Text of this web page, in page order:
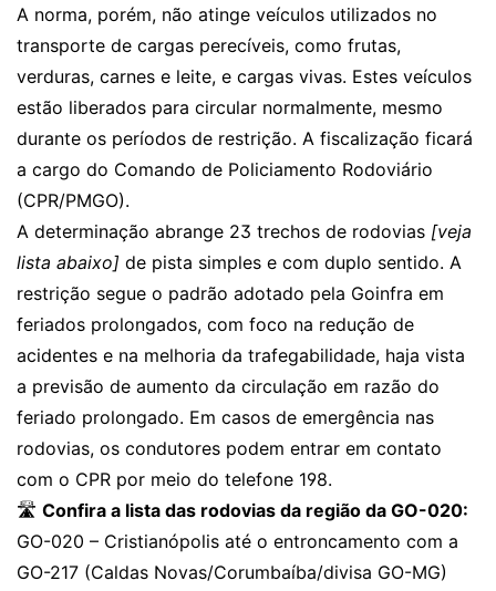
A norma, porém, não atinge veículos utilizados no
transporte de cargas perecíveis, como frutas,
verduras, carnes e leite, e cargas vivas. Estes veículos
estão liberados para circular normalmente, mesmo
durante os períodos de restrição. A fiscalização ficará
a cargo do Comando de Policiamento Rodoviário
(CPR/PMGO).
A determinação abrange 23 trechos de rodovias [veja
lista abaixo] de pista simples e com duplo sentido. A
restrição segue o padrão adotado pela Goinfra em
feriados prolongados, com foco na redução de
acidentes e na melhoria da trafegabilidade, haja vista
a previsão de aumento da circulação em razão do
feriado prolongado. Em casos de emergência nas
rodovias, os condutores podem entrar em contato
com o CPR por meio do telefone 198.
🛣️ Confira a lista das rodovias da região da GO-020:
GO-020 – Cristianópolis até o entroncamento com a
GO-217 (Caldas Novas/Corumbaíba/divisa GO-MG)